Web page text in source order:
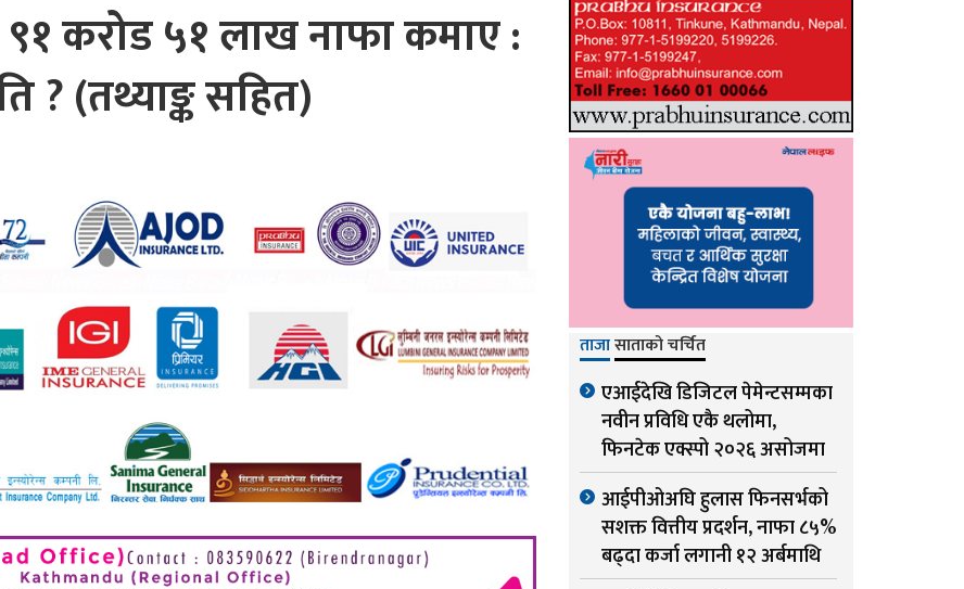
९१ करोड ५१ लाख नाफा कमाए :
(तथ्याङ्क सहित)
ताजासाताको चर्चित
एआईदेखि डिजिटल पेमेन्टसम्मका
नवीन प्रविधि एकै थलोमा,
फिनटेक एक्स्पो २०२६ असोजमा
आईपीओअघि हुलास फिनसर्भको
सशक्त वित्तीय प्रदर्शन, नाफा ८५%
बढ्दा कर्जा लगानी १२ अर्बमाथि